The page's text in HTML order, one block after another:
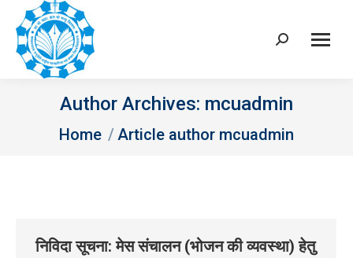
Search:
Author Archives: mcuadmin
You are here:
Home Article author mcuadmin
निविदा सूचना: मेस संचालन (भोजन की व्‍यवस्‍था) हेतु